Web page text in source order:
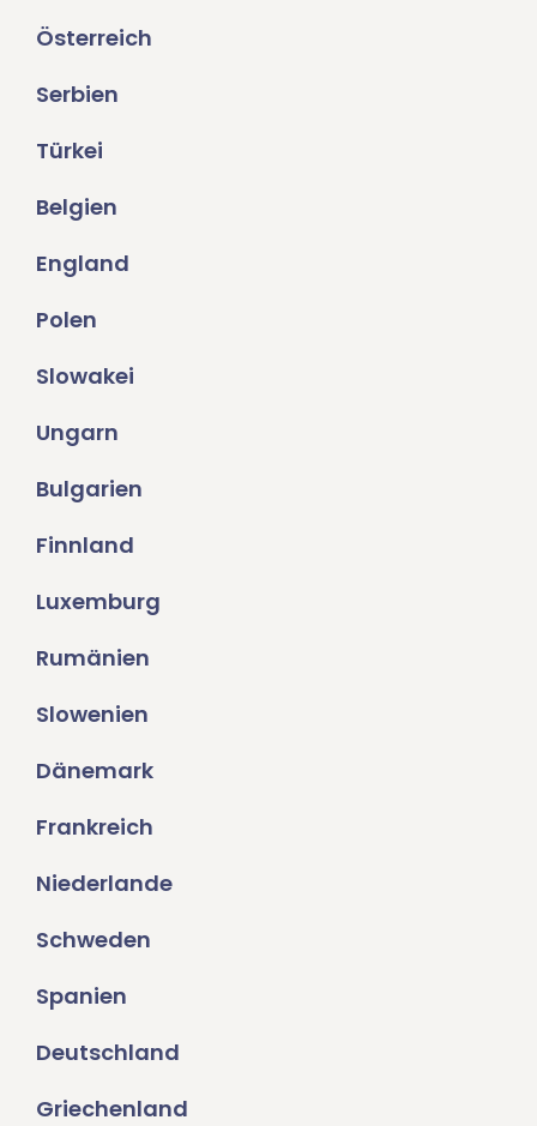
Österreich
Serbien
Türkei
Belgien
England
Polen
Slowakei
Ungarn
Bulgarien
Finnland
Luxemburg
Rumänien
Slowenien
Dänemark
Frankreich
Niederlande
Schweden
Spanien
Deutschland
Griechenland